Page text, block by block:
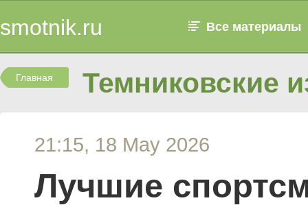
smotnik.ru Все материалы
Главная Темниковские
21:15, 18 May 2026
Лучшие